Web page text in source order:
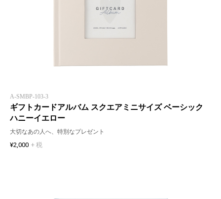
A-SMBP-103-3
ギフトカードアルバム スクエアミニサイズ ベーシック
ハニーイエロー
大切なあの人へ、特別なプレゼント
¥2,000 + 税